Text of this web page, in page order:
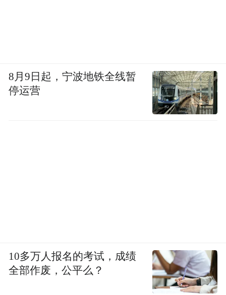
8月9日起，宁波地铁全线暂
停运营
10多万人报名的考试，成绩
全部作废，公平么？